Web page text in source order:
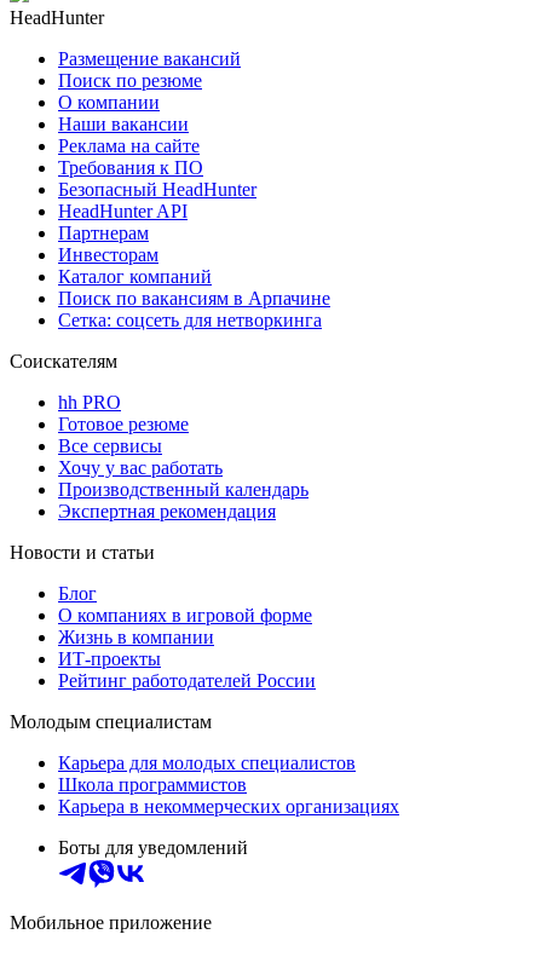
HeadHunter
Размещение вакансий
Поиск по резюме
О компании
Наши вакансии
Реклама на сайте
Требования к ПО
Безопасный HeadHunter
HeadHunter API
Партнерам
Инвесторам
Каталог компаний
Поиск по вакансиям в Арпачине
Сетка: соцсеть для нетворкинга
Соискателям
hh PRO
Готовое резюме
Все сервисы
Хочу у вас работать
Производственный календарь
Экспертная рекомендация
Новости и статьи
Блог
О компаниях в игровой форме
Жизнь в компании
ИТ-проекты
Рейтинг работодателей России
Молодым специалистам
Карьера для молодых специалистов
Школа программистов
Карьера в некоммерческих организациях
Боты для уведомлений
Мобильное приложение